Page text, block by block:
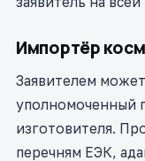
Импортёр
Заявителем
уполномоченный
изготовителя.
перечням ЕЭК,